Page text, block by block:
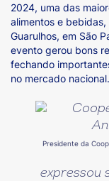
2024, uma das
alimentos e
Guarulhos, em São
evento gerou bons
fechando
no mercado nacional.
Presidente da
expressou